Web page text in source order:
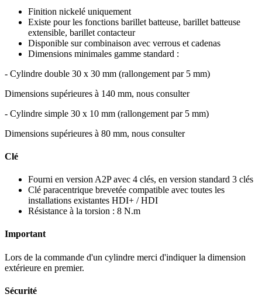
Finition nickelé uniquement
Existe pour les fonctions barillet batteuse, barillet batteuse
extensible, barillet contacteur
Disponible sur combinaison avec verrous et cadenas
Dimensions minimales gamme standard :
- Cylindre double 30 x 30 mm (rallongement par 5 mm)
Dimensions supérieures à 140 mm, nous consulter
- Cylindre simple 30 x 10 mm (rallongement par 5 mm)
Dimensions supérieures à 80 mm, nous consulter
Clé
Fourni en version A2P avec 4 clés, en version standard 3 clés
Clé paracentrique brevetée compatible avec toutes les
installations existantes HDI+ / HDI
Résistance à la torsion : 8 N.m
Important
Lors de la commande d'un cylindre merci d'indiquer la dimension
extérieure en premier.
Sécurité